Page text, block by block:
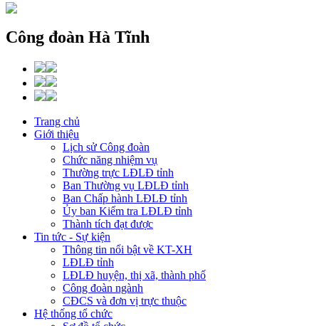
Công đoàn Hà Tĩnh
Trang chủ
Giới thiệu
Lịch sử Công đoàn
Chức năng nhiệm vụ
Thường trực LĐLĐ tỉnh
Ban Thường vụ LĐLĐ tỉnh
Ban Chấp hành LĐLĐ tỉnh
Ủy ban Kiểm tra LĐLĐ tỉnh
Thành tích đạt được
Tin tức - Sự kiện
Thông tin nổi bật về KT-XH
LĐLĐ tỉnh
LĐLĐ huyện, thị xã, thành phố
Công đoàn ngành
CĐCS và đơn vị trực thuộc
Hệ thống tổ chức